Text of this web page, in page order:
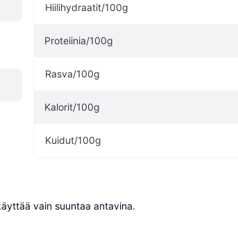
Hiilihydraatit/100g
Proteiinia/100g
Rasva/100g
Kalorit/100g
Kuidut/100g
vain suuntaa antavina.